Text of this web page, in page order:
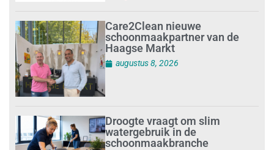
Care2Clean nieuwe
schoonmaakpartner van de
Haagse Markt
augustus 8, 2026
Droogte vraagt om slim
watergebruik in de
schoonmaakbranche